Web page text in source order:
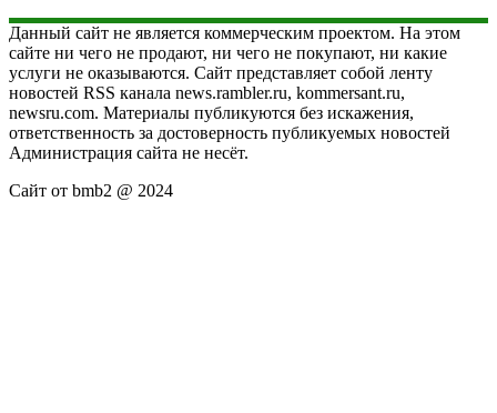
Данный сайт не является коммерческим проектом. На этом
сайте ни чего не продают, ни чего не покупают, ни какие
услуги не оказываются. Сайт представляет собой ленту
новостей RSS канала news.rambler.ru, kommersant.ru,
newsru.com. Материалы публикуются без искажения,
ответственность за достоверность публикуемых новостей
Администрация сайта не несёт.
Сайт от bmb2 @ 2024